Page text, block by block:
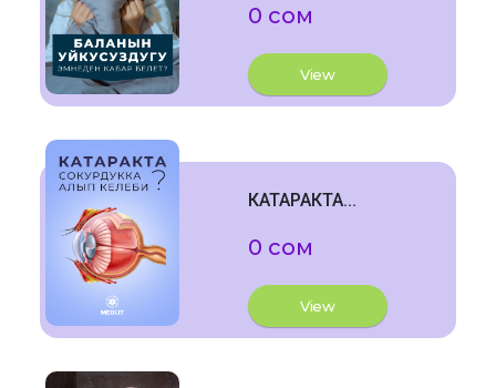
0 сом
View
КАТАРАКТА...
0 сом
View